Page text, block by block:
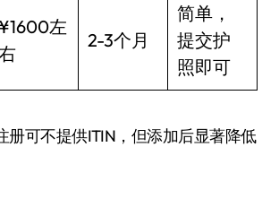
¥1600左
2-3个月
简单，
提交护
照即可
册可不提供ITIN，但添加后显著降低